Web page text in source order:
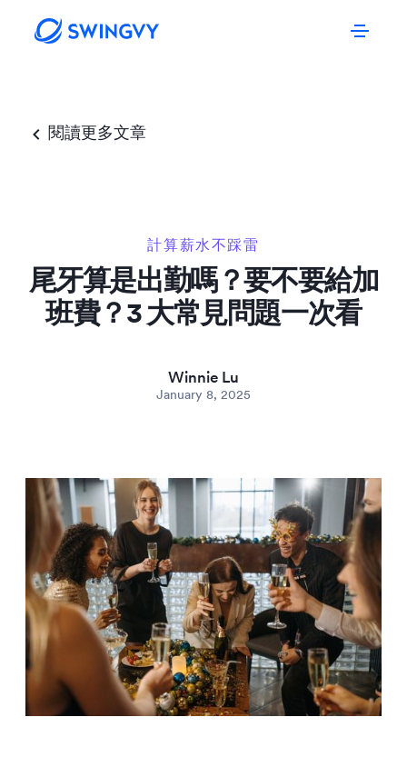
閱讀更多文章
計算薪水不踩雷
尾牙算是出勤嗎？要不要給加
班費？3 大常見問題一次看
Winnie Lu
January 8, 2025